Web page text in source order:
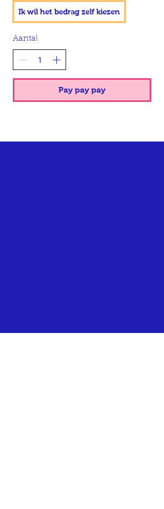
Ik wil het bedrag zelf kiezen
Aantal
Pay pay pay